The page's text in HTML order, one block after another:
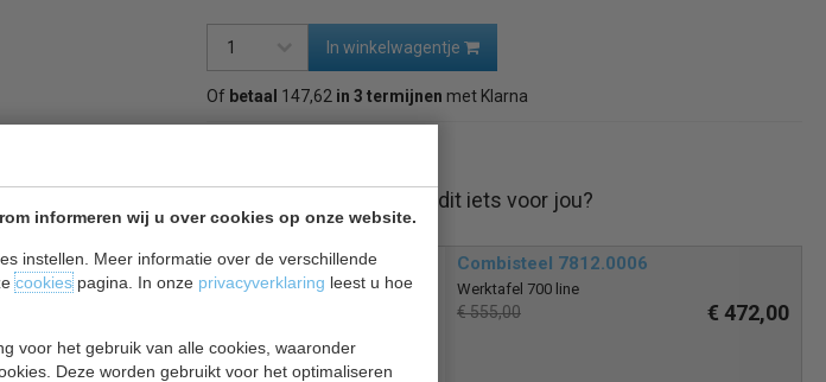
informeren wij u over cookies op onze website.
instellen. Meer informatie over de verschillende
cookiespagina. In onze privacyverklaring leest u hoe
voor het gebruik van alle cookies, waaronder
Deze worden gebruikt voor het optimaliseren
In winkelwagentje
Of betaal 147,62 in 3 termijnen met Klarna
is 85 cm en
gemelamineerde
Is dit iets voor jou?
Combisteel 7812.0006
Werktafel 700 line
€ 555,00 € 472,00